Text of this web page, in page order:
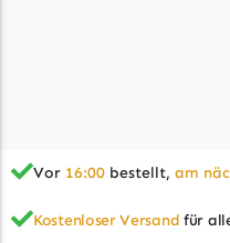
Scheppach
Begrenzungsdraht
Vor 16:00 bestellt, am
Kostenloser Versand für